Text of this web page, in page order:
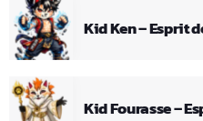
Kid Ken – Esprit
Kid Fourasse –